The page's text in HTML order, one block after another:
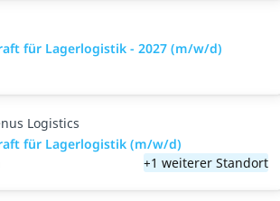
für Lagerlogistik - 2027 (m/w/d)
Logistics
für Lagerlogistik (m/w/d)
+1 weiterer Standort